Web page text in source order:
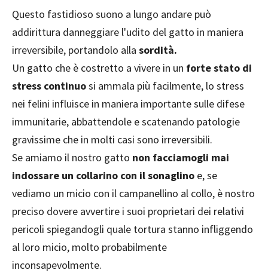
Questo fastidioso suono a lungo andare può
addirittura danneggiare l'udito del gatto in maniera
irreversibile, portandolo alla sordità.
Un gatto che è costretto a vivere in un forte stato di
stress continuosi ammala più facilmente, lo stress
nei felini influisce in maniera importante sulle difese
immunitarie, abbattendole e scatenando patologie
gravissime che in molti casi sono irreversibili.
Se amiamo il nostro gatto non facciamogli mai
indossare un collarino con il sonaglino e, se
vediamo un micio con il campanellino al collo, è nostro
preciso dovere avvertire i suoi proprietari dei relativi
pericoli spiegandogli quale tortura stanno infliggendo
al loro micio, molto probabilmente
inconsapevolmente.